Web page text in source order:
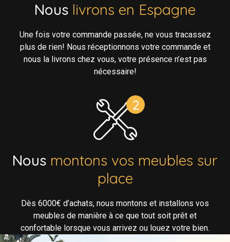
Nous livrons en Espagne
Une fois votre commande passée, ne vous tracassez
plus de rien! Nous réceptionnons votre commande et
nous la livrons chez vous, votre présence n’est pas
nécessaire!
Nous montons vos meubles sur
place
Dès 6000€ d’achats, nous montons et installons vos
meubles de manière à ce que tout soit prêt et
confortable lorsque vous arrivez ou louez votre bien.